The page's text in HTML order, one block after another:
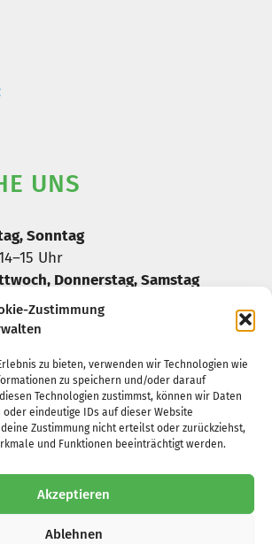
Zustimmung
zu bieten, verwenden wir Technologien wie
zu speichern und/oder darauf
Technologien zustimmst, können wir Daten
eindeutige IDs auf dieser Website
Zustimmung nicht erteilst oder zurückziehst,
und Funktionen beeinträchtigt werden.
Akzeptieren
Ablehnen
UNS
Sonntag
Uhr
Donnerstag, Samstag
für Tiere in Not e.V.
0000 0265 002427